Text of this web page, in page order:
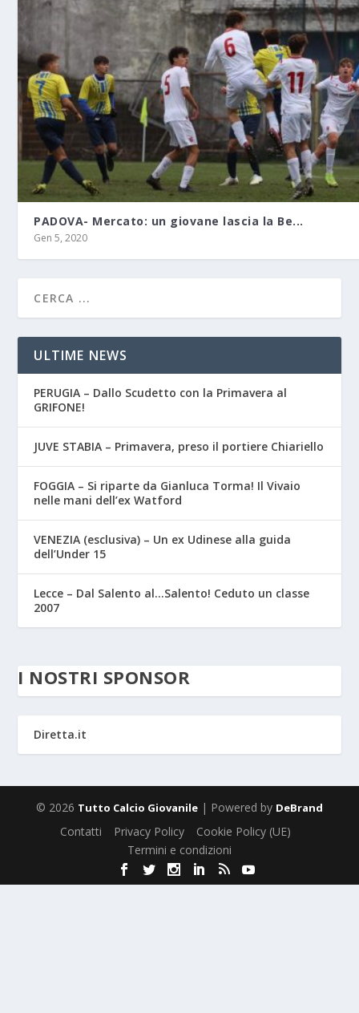
PADOVA- Mercato: un giovane lascia la Be...
Gen 5, 2020
ULTIME NEWS
PERUGIA – Dallo Scudetto con la Primavera al
GRIFONE!
JUVE STABIA – Primavera, preso il portiere Chiariello
FOGGIA – Si riparte da Gianluca Torma! Il Vivaio
nelle mani dell’ex Watford
VENEZIA (esclusiva) – Un ex Udinese alla guida
dell’Under 15
Lecce – Dal Salento al…Salento! Ceduto un classe
2007
I NOSTRI SPONSOR
Diretta.it
© 2026 Tutto Calcio Giovanile | Powered by DeBrand
Contatti Privacy Policy
Cookie Policy (UE)
Termini e condizioni